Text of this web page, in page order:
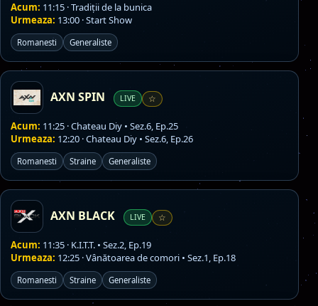
Acum: 11:15 · Tradiţii de la bunica
Urmeaza: 13:00 · Start Show
Romanesti Generaliste
AXN SPIN LIVE ☆
Acum: 11:25 · Chateau Diy • Sez.6, Ep.25
Urmeaza: 12:20 · Chateau Diy • Sez.6, Ep.26
Romanesti Straine Generaliste
AXN BLACK LIVE ☆
Acum: 11:35 · K.I.T.T. • Sez.2, Ep.19
Urmeaza: 12:25 · Vânătoarea de comori • Sez.1, Ep.18
Romanesti Straine Generaliste